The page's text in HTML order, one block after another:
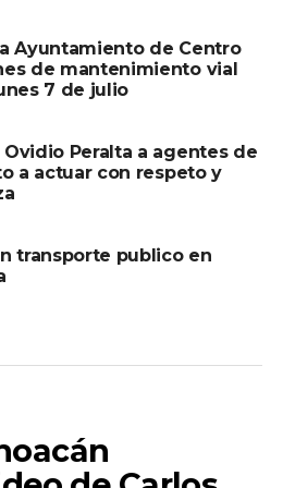
$500 pesos
alJuez Conciliador, donde la
más de $3,000 pesos.
que si no
dinero
llevan al
la multa
más cara.
hecho con
Ayuntamiento de Centro
de mantenimiento vial
7 de julio
Ovidio Peralta a agentes de
a actuar con respeto y
transporte publico en